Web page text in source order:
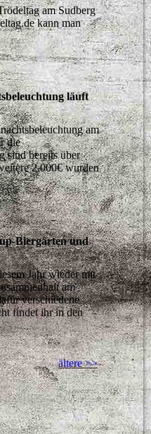
am Sudberg
kann man
läuft
am
die
sind bereits über
2.000€ wurden
Biergärten und
Jahr wieder mit
am
verschiedene
findet ihr in den
ältere >>